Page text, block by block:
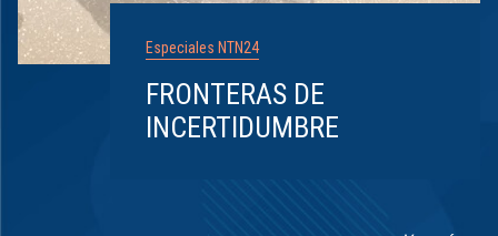
Especiales NTN24
FRONTERAS DE
INCERTIDUMBRE